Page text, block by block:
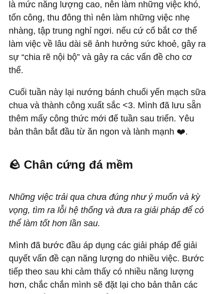
là mức năng lượng cao, nên làm những việc khó,
tốn công, thu đông thì nên làm những việc nhẹ
nhàng, tập trung nghỉ ngơi. nếu cứ cố bắt cơ thể
làm việc về lâu dài sẽ ảnh hưởng sức khoẻ, gây ra
sự “chia rẽ nội bộ” và gây ra các vấn đề cho cơ
thể.
Cuối tuần này lại nướng bánh chuối yến mạch sữa
chua và thành công xuất sắc <3. Mình đã lưu sẵn
thêm mấy công thức mới để tuần sau triển. Yêu
bản thân bắt đầu từ ăn ngon và lành mạnh ❤️.
🪨 Chân cứng đá mềm
Những việc trải qua chưa đúng như ý muốn và kỳ
vọng, tìm ra lỗi hệ thống và đưa ra giải pháp để có
thể làm tốt hơn lần sau.
Mình đã bước đầu áp dụng các giải pháp để giải
quyết vấn đề cạn năng lượng do nhiều việc. Bước
tiếp theo sau khi cảm thấy có nhiều năng lượng
hơn, chắc chắn mình sẽ đặt lại cho bản thân các